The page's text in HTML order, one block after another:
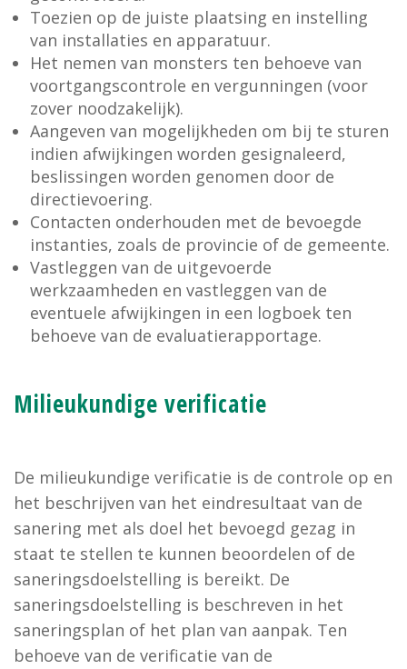
Toezien op de juiste plaatsing en instelling
van installaties en apparatuur.
Het nemen van monsters ten behoeve van
voortgangscontrole en vergunningen (voor
zover noodzakelijk).
Aangeven van mogelijkheden om bij te sturen
indien afwijkingen worden gesignaleerd,
beslissingen worden genomen door de
directievoering.
Contacten onderhouden met de bevoegde
instanties, zoals de provincie of de gemeente.
Vastleggen van de uitgevoerde
werkzaamheden en vastleggen van de
eventuele afwijkingen in een logboek ten
behoeve van de evaluatierapportage.
Milieukundige verificatie
De milieukundige verificatie is de controle op en
het beschrijven van het eindresultaat van de
sanering met als doel het bevoegd gezag in
staat te stellen te kunnen beoordelen of de
saneringsdoelstelling is bereikt. De
saneringsdoelstelling is beschreven in het
saneringsplan of het plan van aanpak. Ten
behoeve van de verificatie van de